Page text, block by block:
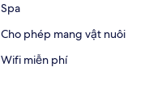
Spa
Cho phép mang vật nuôi
Wifi miễn phí